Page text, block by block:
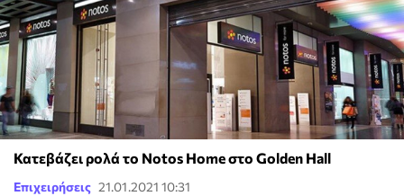
Κατεβάζει ρολά το Notos Home στο Golden Hall
Επιχειρήσεις 21.01.2021 10:31